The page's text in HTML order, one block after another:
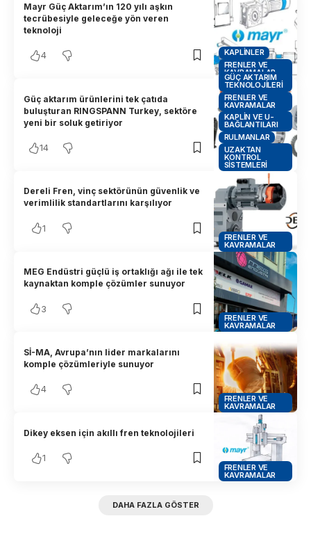
KAPLINLER
FRENLER VE
KAVRAMALAR
Mayr Güç Aktarım’ın 120 yılı aşkın
tecrübesiyle geleceğe yön veren
teknoloji
4
GÜÇ AKTARIM
TEKNOLOJILERI
FRENLER VE
KAVRAMALAR
KAPLIN VE U-
BAĞLANTILARI
RULMANLAR
UZAKTAN
KONTROL
SISTEMLERI
Güç aktarım ürünlerini tek çatıda
buluşturan RINGSPANN Turkey, sektöre
yeni bir soluk getiriyor
14
FRENLER VE
KAVRAMALAR
Dereli Fren, vinç sektörünün güvenlik ve
verimlilik standartlarını karşılıyor
1
FRENLER VE
KAVRAMALAR
MEG Endüstri güçlü iş ortaklığı ağı ile tek
kaynaktan komple çözümler sunuyor
3
FRENLER VE
KAVRAMALAR
Sİ-MA, Avrupa’nın lider markalarını
komple çözümleriyle sunuyor
4
FRENLER VE
KAVRAMALAR
Dikey eksen için akıllı fren teknolojileri
1
DAHA FAZLA GÖSTER